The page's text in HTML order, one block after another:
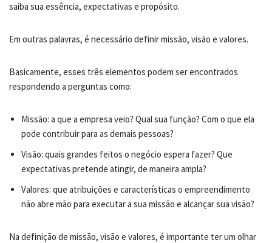
saiba sua essência, expectativas e propósito.
Em outras palavras, é necessário definir missão, visão e valores.
Basicamente, esses três elementos podem ser encontrados
respondendo a perguntas como:
Missão: a que a empresa veio? Qual sua função? Com o que ela
pode contribuir para as demais pessoas?
Visão: quais grandes feitos o negócio espera fazer? Que
expectativas pretende atingir, de maneira ampla?
Valores: que atribuições e características o empreendimento
não abre mão para executar a sua missão e alcançar sua visão?
Na definição de missão, visão e valores, é importante ter um olhar